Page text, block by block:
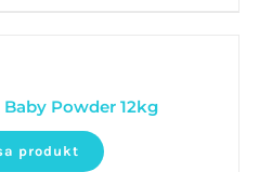
Powder 12kg
produkt